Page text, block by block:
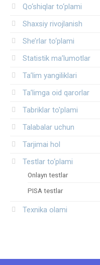
Qo‘shiqlar to‘plami
Shaxsiy rivojlanish
She’rlar to‘plami
Statistik ma’lumotlar
Ta’lim yangiliklari
Ta’limga oid qarorlar
Tabriklar to'plami
Talabalar uchun
Tarjimai hol
Testlar to‘plami
Onlayn testlar
PISA testlar
Texnika olami